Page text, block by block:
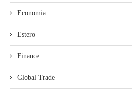
Economia
Estero
Finance
Global Trade